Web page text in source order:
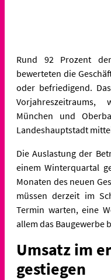
Rund 92 Prozent
bewerteten die
oder befriedigend.
München und
Landeshauptstadt
Die Auslastung der
einem Winterquartal
Monaten des neuen
müssen derzeit im
Termin warten, eine
allem das Baugewerbe
Umsatz im
gestiegen